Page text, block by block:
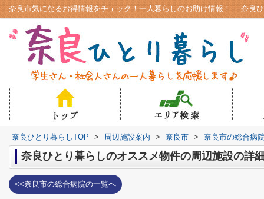
奈良ひとり暮らしTOP > 周辺施設案内 > 奈良市 > 奈良市の総合病
奈良ひとり暮らしのオススメ物件の周辺施設の詳
<<奈良市の総合病院の一覧へ